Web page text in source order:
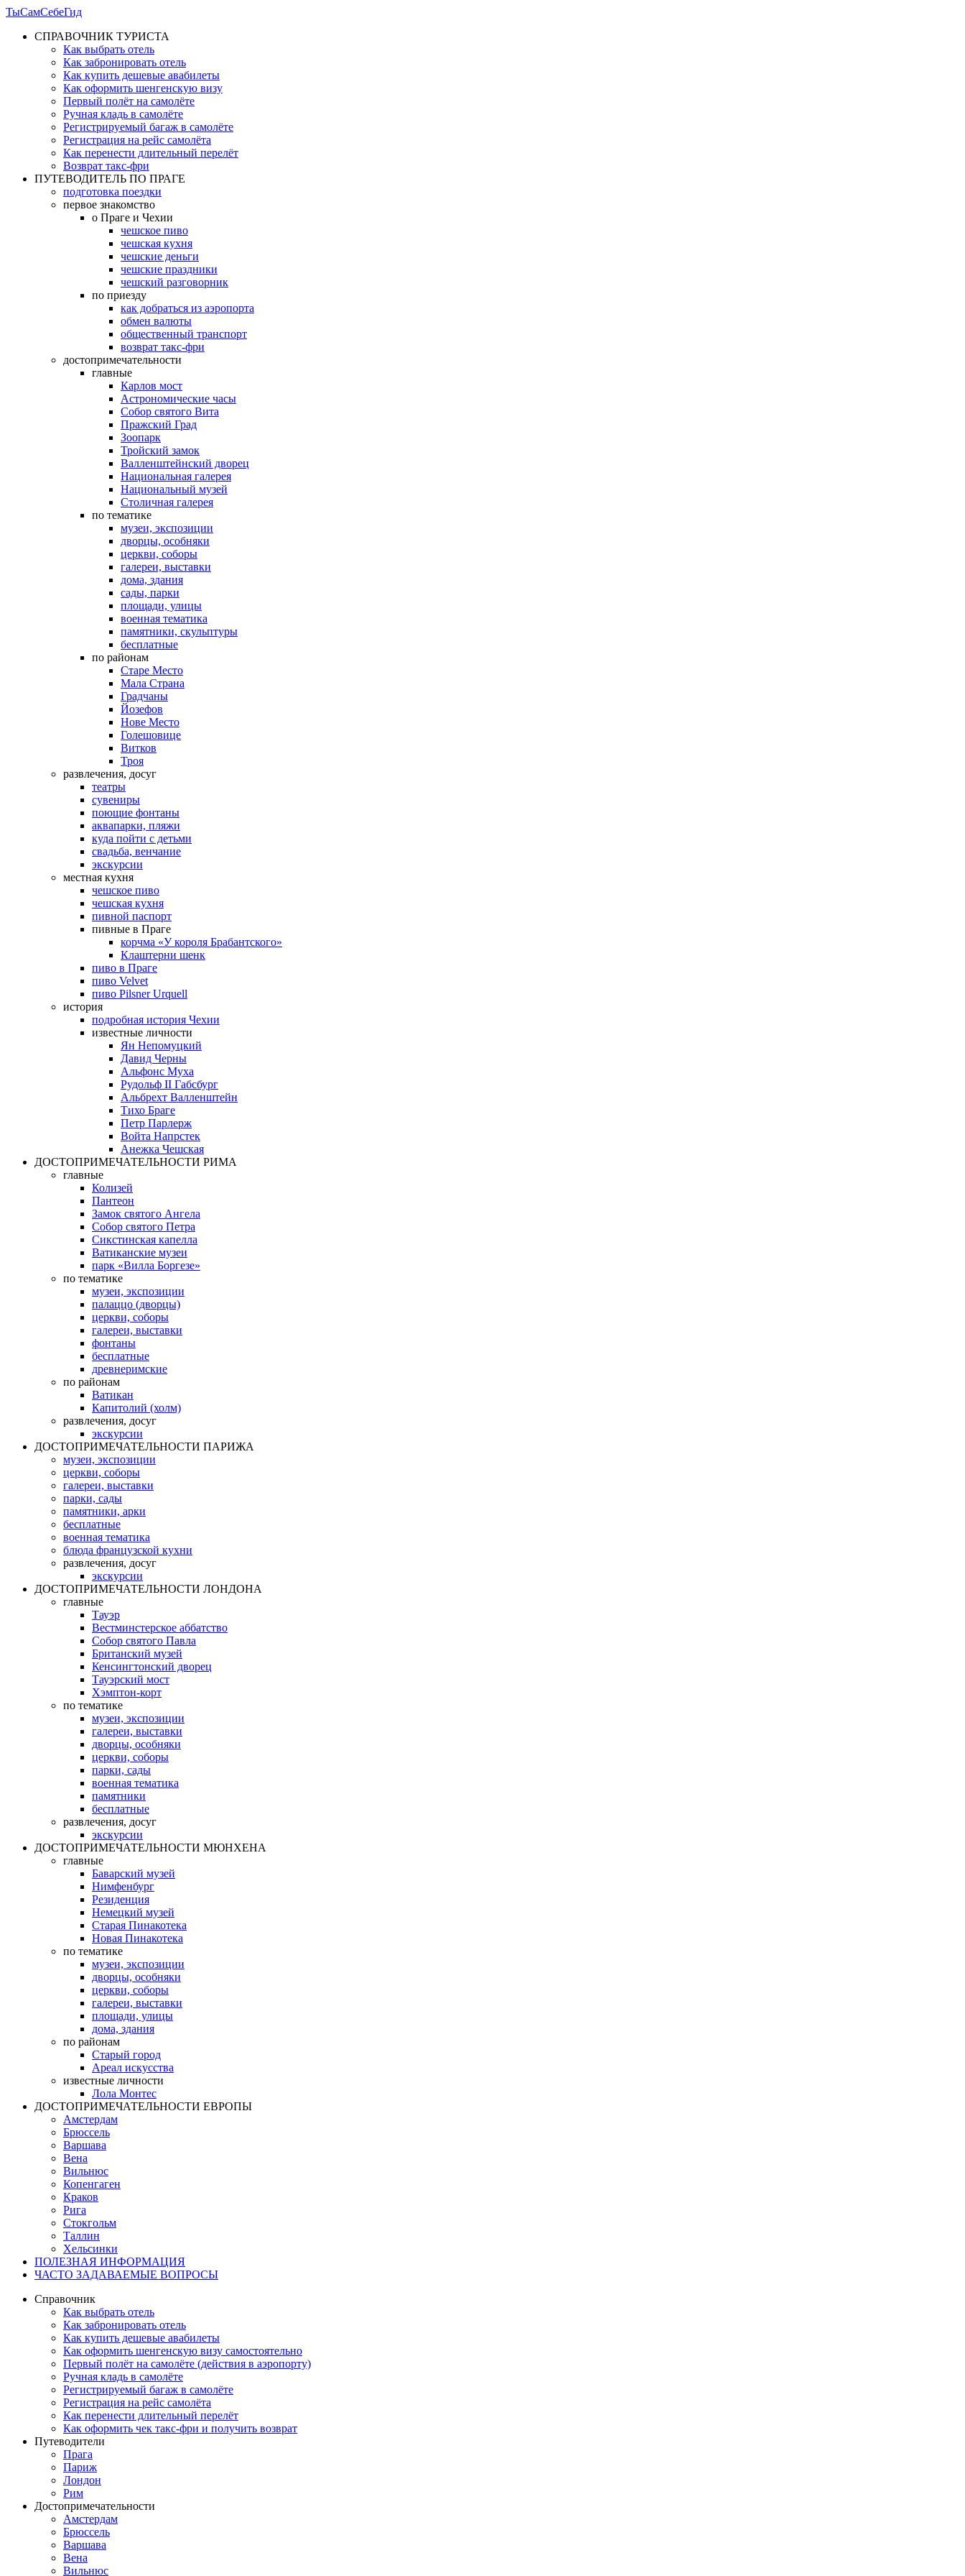
ТыСамСебеГид
СПРАВОЧНИК ТУРИСТА
Как выбрать отель
Как забронировать отель
Как купить дешевые авабилеты
Как оформить шенгенскую визу
Первый полёт на самолёте
Ручная кладь в самолёте
Регистрируемый багаж в самолёте
Регистрация на рейс самолёта
Как перенести длительный перелёт
Возврат такс-фри
ПУТЕВОДИТЕЛЬ ПО ПРАГЕ
подготовка поездки
первое знакомство
о Праге и Чехии
чешское пиво
чешская кухня
чешские деньги
чешские праздники
чешский разговорник
по приезду
как добраться из аэропорта
обмен валюты
общественный транспорт
возврат такс-фри
достопримечательности
главные
Карлов мост
Астрономические часы
Собор святого Вита
Пражский Град
Зоопарк
Тройский замок
Валленштейнский дворец
Национальная галерея
Национальный музей
Столичная галерея
по тематике
музеи, экспозиции
дворцы, особняки
церкви, соборы
галереи, выставки
дома, здания
сады, парки
площади, улицы
военная тематика
памятники, скульптуры
бесплатные
по районам
Старе Место
Мала Страна
Градчаны
Йозефов
Нове Место
Голешовице
Витков
Троя
развлечения, досуг
театры
сувениры
поющие фонтаны
аквапарки, пляжи
куда пойти с детьми
свадьба, венчание
экскурсии
местная кухня
чешское пиво
чешская кухня
пивной паспорт
пивные в Праге
корчма «У короля Брабантского»
Клаштерни шенк
пиво в Праге
пиво Velvet
пиво Pilsner Urquell
история
подробная история Чехии
известные личности
Ян Непомуцкий
Давид Черны
Альфонс Муха
Рудольф II Габсбург
Альбрехт Валленштейн
Тихо Браге
Петр Парлерж
Войта Напрстек
Анежка Чешская
ДОСТОПРИМЕЧАТЕЛЬНОСТИ РИМА
главные
Колизей
Пантеон
Замок святого Ангела
Собор святого Петра
Сикстинская капелла
Ватиканские музеи
парк «Вилла Боргезе»
по тематике
музеи, экспозиции
палаццо (дворцы)
церкви, соборы
галереи, выставки
фонтаны
бесплатные
древнеримские
по районам
Ватикан
Капитолий (холм)
развлечения, досуг
экскурсии
ДОСТОПРИМЕЧАТЕЛЬНОСТИ ПАРИЖА
музеи, экспозиции
церкви, соборы
галереи, выставки
парки, сады
памятники, арки
бесплатные
военная тематика
блюда французской кухни
развлечения, досуг
экскурсии
ДОСТОПРИМЕЧАТЕЛЬНОСТИ ЛОНДОНА
главные
Тауэр
Вестминстерское аббатство
Собор святого Павла
Британский музей
Кенсингтонский дворец
Тауэрский мост
Хэмптон-корт
по тематике
музеи, экспозиции
галереи, выставки
дворцы, особняки
церкви, соборы
парки, сады
военная тематика
памятники
бесплатные
развлечения, досуг
экскурсии
ДОСТОПРИМЕЧАТЕЛЬНОСТИ МЮНХЕНА
главные
Баварский музей
Нимфенбург
Резиденция
Немецкий музей
Старая Пинакотека
Новая Пинакотека
по тематике
музеи, экспозиции
дворцы, особняки
церкви, соборы
галереи, выставки
площади, улицы
дома, здания
по районам
Старый город
Ареал искусства
известные личности
Лола Монтес
ДОСТОПРИМЕЧАТЕЛЬНОСТИ ЕВРОПЫ
Амстердам
Брюссель
Варшава
Вена
Вильнюс
Копенгаген
Краков
Рига
Стокгольм
Таллин
Хельсинки
ПОЛЕЗНАЯ ИНФОРМАЦИЯ
ЧАСТО ЗАДАВАЕМЫЕ ВОПРОСЫ
Справочник
Как выбрать отель
Как забронировать отель
Как купить дешевые авабилеты
Как оформить шенгенскую визу самостоятельно
Первый полёт на самолёте (действия в аэропорту)
Ручная кладь в самолёте
Регистрируемый багаж в самолёте
Регистрация на рейс самолёта
Как перенести длительный перелёт
Как оформить чек такс-фри и получить возврат
Путеводители
Прага
Париж
Лондон
Рим
Достопримечательности
Амстердам
Брюссель
Варшава
Вена
Вильнюс